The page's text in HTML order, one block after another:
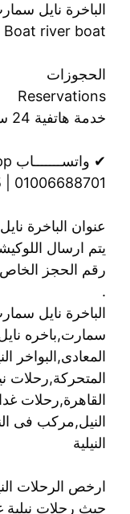
الباخرة نايل سمارت
Boat river boat
الحجوزات
Reservations
خدمة هاتفية 24 ساعة
✔ واتســـــــاب What’s App : –
01006688701 | 01004279905| 01149959199
عنوان الباخرة
يتم ارسال
رقم الحجز الخاص
.
الباخرة نايل
سمارت,باخره
المعادى,البواخر
المتحركة,رحلات
القاهرة,رحلات
النيل,مركب فى
النيلية
ارخص الرحلات
حيث رحلات نيلية